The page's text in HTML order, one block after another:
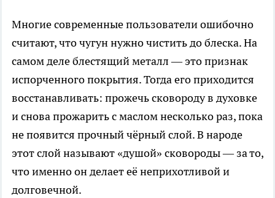
Многие современные пользователи ошибочно
считают, что чугун нужно чистить до блеска. На
самом деле блестящий металл — это признак
испорченного покрытия. Тогда его приходится
восстанавливать: прожечь сковороду в духовке
и снова прожарить с маслом несколько раз, пока
не появится прочный чёрный слой. В народе
этот слой называют «душой» сковороды — за то,
что именно он делает её неприхотливой и
долговечной.